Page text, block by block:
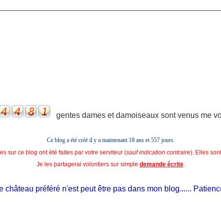
gentes dames et damoiseaux sont venus me
Ce blog a été créé il y a maintenant 18 ans et557 jours.
sur ce blog ont été faites par votre serviteur (sauf indication contraire). Elles
Je les partagerai volontiers sur simple demande écrite.
préféré n'est peut être pas dans mon blog......